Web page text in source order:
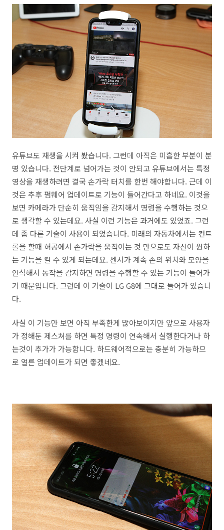
유튜브도 재생을 시켜 봤습니다. 그런데 아직은 미흡한 부분이 분
명 있습니다. 전단계로 넘어가는 것이 안되고 유튜브에서는 특정
영상을 재생하려면 결국 손가락 터치를 한번 해야합니다. 근데 이
것은 추후 펌웨어 업데이트로 기능이 들어간다고 하네요. 이것을
보면 카메라가 단순히 움직임을 감지해서 명령을 수행하는 것으
로 생각할 수 있는데요. 사실 이런 기능은 과거에도 있었죠. 그런
데 좀 다른 기술이 사용이 되었습니다. 미래의 자동차에서는 컨트
롤을 할때 허공에서 손가락을 움직이는 것 만으로도 자신이 원하
는 기능을 켤 수 있게 되는데요. 센서가 계속 손의 위치와 모양을
인식해서 동작을 감지하면 명령을 수행할 수 있는 기능이 들어가
기 때문입니다. 그런데 이 기술이 LG G8에 그대로 들어가 있습니
다.
사실 이 기능만 보면 아직 부족한게 많아보이지만 앞으로 사용자
가 정해둔 제스쳐를 하면 특정 명령이 연속해서 실행한다거나 하
는것이 추가가 가능합니다. 하드웨어적으로는 충분히 가능하므
로 얼른 업데이트가 되면 좋겠네요.